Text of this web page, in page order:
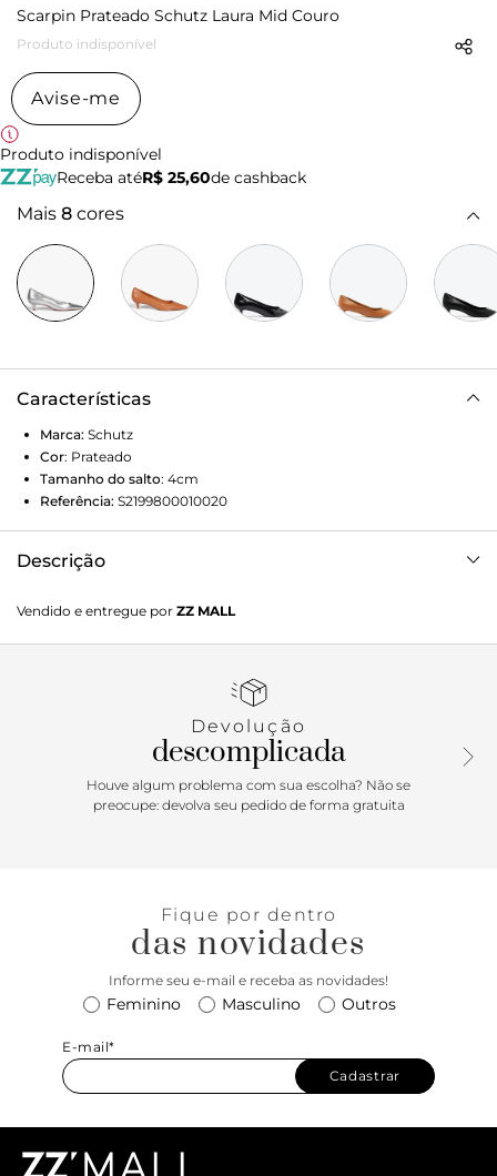
Scarpin Prateado Schutz Laura Mid Couro
Produto indisponível
Avise-me
Produto indisponível
Receba atéR$ 25,60de cashback
Mais 8 cores
Características
Marca: Schutz
Cor: Prateado
Tamanho do salto: 4cm
Referência: S2199800010020
Descrição
fino e salto kitten heel, esse modelo atemporal combina
sofisticação e modernidade. O acabamento metalizado dá
conforto o dia todo. Perfeito para qualquer ocasião que
Vendido e entregue por ZZ MALL
Devolução
descomplicada
Houve algum problema com sua escolha? Não se
preocupe: devolva seu pedido de forma gratuita
Fique por dentro
das novidades
Informe seu e-mail e receba as novidades!
Feminino Masculino Outros
E-mail*
Cadastrar